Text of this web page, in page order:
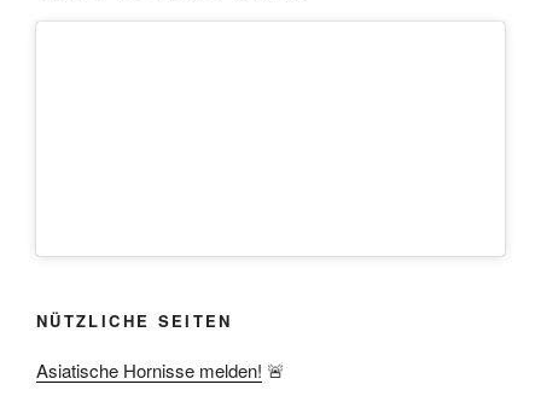
NÜTZLICHE SEITEN
Asiatische Hornisse melden! 🚨